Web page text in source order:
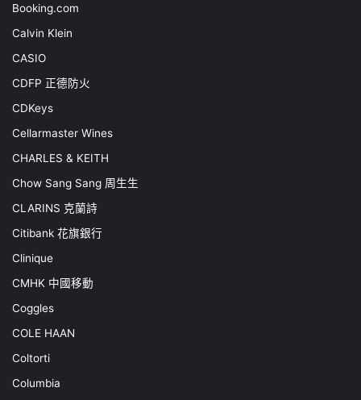
Booking.com
Calvin Klein
CASIO
CDFP 正德防火
CDKeys
Cellarmaster Wines
CHARLES & KEITH
Chow Sang Sang 周生生
CLARINS 克蘭詩
Citibank 花旗銀行
Clinique
CMHK 中國移動
Coggles
COLE HAAN
Coltorti
Columbia